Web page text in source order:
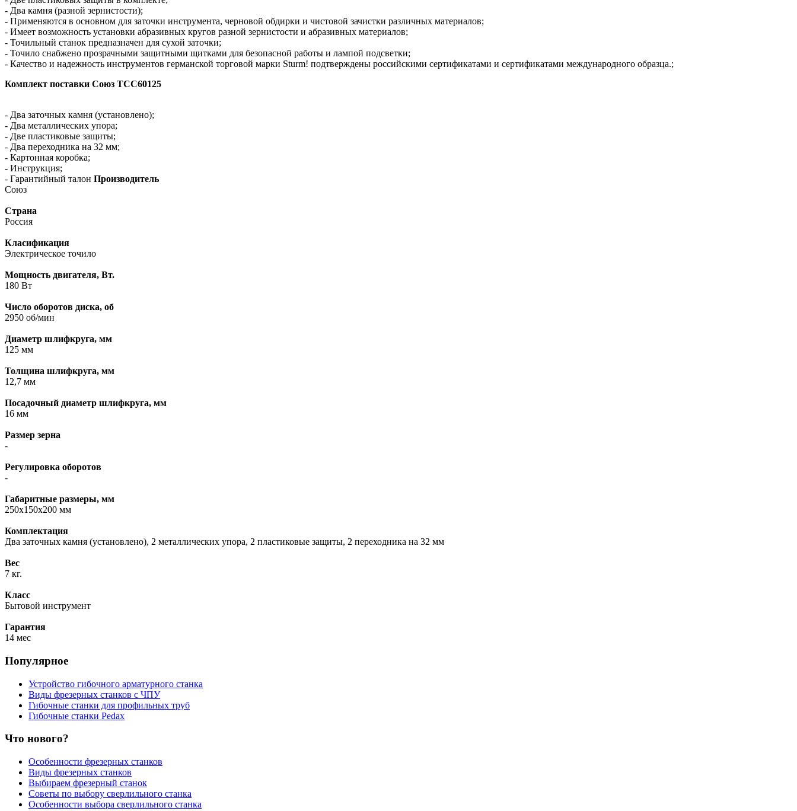
- Два камня (разной зернистости);
- Применяются в основном для заточки инструмента, черновой обдирки и чистовой зачистки различных материалов;
- Имеет возможность установки абразивных кругов разной зернистости и абразивных материалов;
- Точильный станок предназначен для сухой заточки;
- Точило снабжено прозрачными защитными щитками для безопасной работы и лампой подсветки;
- Качество и надежность инструментов германской торговой марки Sturm! подтверждены российскими сертификатами и сертификатами международного образца.;
Комплект поставки Союз ТСС60125
- Два заточных камня (установлено);
- Два металлических упора;
- Две пластиковые защиты;
- Два переходника на 32 мм;
- Картонная коробка;
- Инструкция;
- Гарантийный талон Производитель
Союз
Страна
Россия
Класификация
Электрическое точило
Мощность двигателя, Вт.
180 Вт
Число оборотов диска, об
2950 об/мин
Диаметр шлифкруга, мм
125 мм
Толщина шлифкруга, мм
12,7 мм
Посадочный диаметр шлифкруга, мм
16 мм
Размер зерна
-
Регулировка оборотов
-
Габаритные размеры, мм
250х150х200 мм
Комплектация
Два заточных камня (установлено), 2 металлических упора, 2 пластиковые защиты, 2 переходника на 32 мм
Вес
7 кг.
Класс
Бытовой инструмент
Гарантия
14 мес
Популярное
Устройство гибочного арматурного станка
Виды фрезерных станков с ЧПУ
Гибочные станки для профильных труб
Гибочные станки Pedax
Что нового?
Особенности фрезерных станков
Виды фрезерных станков
Выбираем фрезерный станок
Советы по выбору сверлильного станка
Особенности выбора сверлильного станка